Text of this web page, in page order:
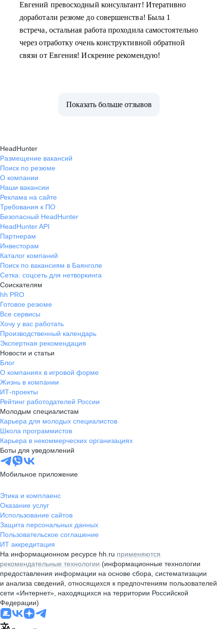
Евгений превосходный консультант! Итеративно
доработали резюме до совершенства! Была 1
встреча, остальная работа проходила самостоятельно
через отработку очень конструктивной обратной
связи от Евгения! Искренне рекомендую!
Показать больше отзывов
HeadHunter
Размещение вакансий
Поиск по резюме
О компании
Наши вакансии
Реклама на сайте
Требования к ПО
Безопасный HeadHunter
HeadHunter API
Партнерам
Инвесторам
Каталог компаний
Поиск по вакансиям в Баянголе
Сетка: соцсеть для нетворкинга
Соискателям
hh PRO
Готовое резюме
Все сервисы
Хочу у вас работать
Производственный календарь
Экспертная рекомендация
Новости и статьи
Блог
О компаниях в игровой форме
Жизнь в компании
ИТ-проекты
Рейтинг работодателей России
Молодым специалистам
Карьера для молодых специалистов
Школа программистов
Карьера в некоммерческих организациях
Боты для уведомлений
Мобильное приложение
Этика и комплаенс
Оказание услуг
Использование сайтов
Защита персональных данных
Пользовательское соглашение
ИТ аккредитация
На информационном ресурсе hh.ru применяются
рекомендательные технологии (информационные технологии
предоставления информации на основе сбора, систематизации
и анализа сведений, относящихся к предпочтениям пользователей
сети «Интернет», находящихся на территории Российской
Федерации)